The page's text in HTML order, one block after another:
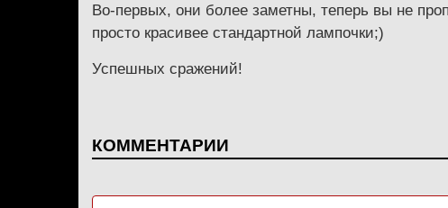
Во-первых, они более заметны, теперь вы не
просто красивее стандартной лампочки;)
Успешных сражений!
КОММЕНТАРИИ